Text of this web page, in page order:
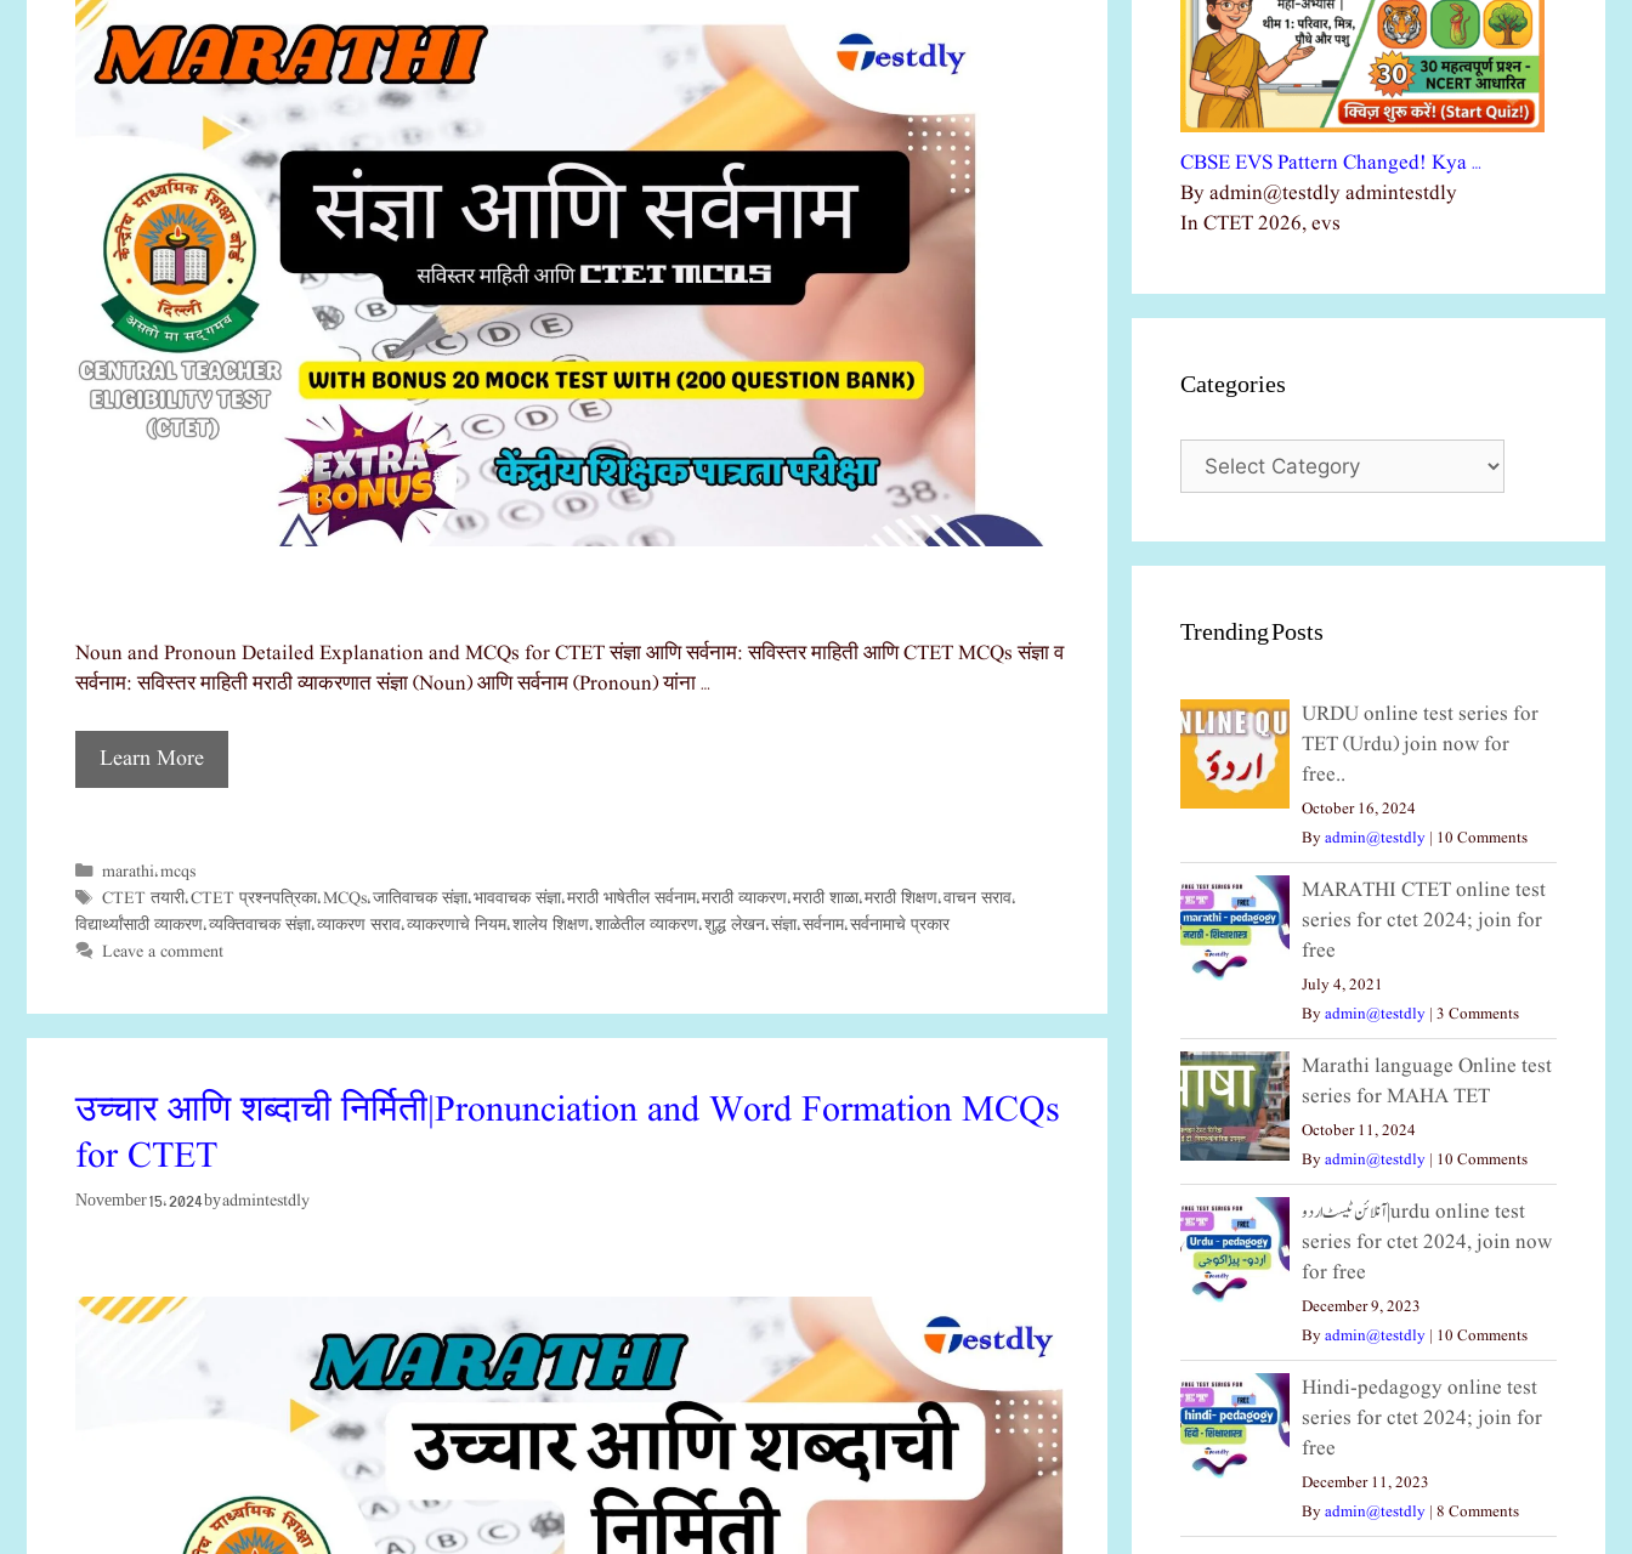
Noun and Pronoun Detailed Explanation and MCQs for CTET संज्ञा आणि सर्वनाम: सविस्तर माहिती आणि CTET MCQs संज्ञा व
सर्वनाम: सविस्तर माहिती मराठी व्याकरणात संज्ञा (Noun) आणि सर्वनाम (Pronoun) यांना …
Learn More
Categories
marathi, mcqs
Tags
CTET तयारी, CTET प्रश्नपत्रिका, MCQs, जातिवाचक संज्ञा, भाववाचक संज्ञा, मराठी भाषेतील सर्वनाम, मराठी व्याकरण, मराठी शाळा, मराठी शिक्षण, वाचन सराव,
विद्यार्थ्यांसाठी व्याकरण, व्यक्तिवाचक संज्ञा, व्याकरण सराव, व्याकरणाचे नियम, शालेय शिक्षण, शाळेतील व्याकरण, शुद्ध लेखन, संज्ञा, सर्वनाम, सर्वनामाचे प्रकार
Leave a comment
उच्चार आणि शब्दाची निर्मिती|Pronunciation and Word Formation MCQs
for CTET
November 15, 2024 byadmintestdly
CBSE EVS Pattern Changed! Kya …
By admin@testdly admintestdly
In CTET 2026, evs
Categories
Categories
Trending Posts
URDU online test series for
TET (Urdu) join now for
free..
October 16, 2024
Byadmin@testdly | 10 Comments
MARATHI CTET online test
series for ctet 2024; join for
free
July 4, 2021
Byadmin@testdly | 3 Comments
Marathi language Online test
series for MAHA TET
October 11, 2024
Byadmin@testdly | 10 Comments
آنلائن ٹیسٹ اردو|urdu online test
series for ctet 2024, join now
for free
December 9, 2023
Byadmin@testdly | 10 Comments
Hindi-pedagogy online test
series for ctet 2024; join for
free
December 11, 2023
Byadmin@testdly | 8 Comments